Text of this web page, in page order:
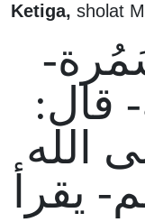
Ketiga, sholat
قال:
الله
يقرأ